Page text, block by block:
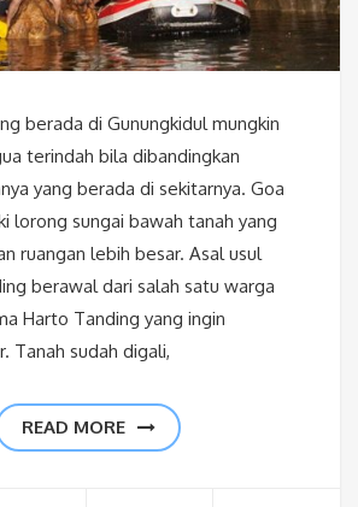
berada di Gunungkidul mungkin
terindah bila dibandingkan
yang berada di sekitarnya. Goa
lorong sungai bawah tanah yang
ruangan lebih besar. Asal usul
berawal dari salah satu warga
Harto Tanding yang ingin
Tanah sudah digali,
READ MORE